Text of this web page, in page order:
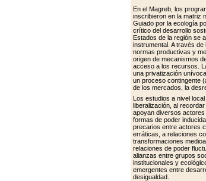
En el Magreb, los
inscribieron en la matriz
Guiado por la ecología
crítico del desarrollo
Estados de la región se
instrumental. A través
normas productivas y
origen de mecanismos
acceso a los recursos.
una privatización
un proceso contingente
de los mercados, la
Los estudios a nivel
liberalización, al
apoyan diversos
formas de poder
precarios entre actores
erráticas, a relaciones
transformaciones
relaciones de poder
alianzas entre grupos
institucionales y
emergentes entre
desigualdad.